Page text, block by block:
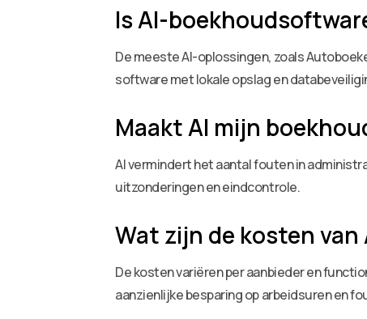
Is AI-
De meeste AI-oplossingen, zoals
software met lokale opslag en
Maakt AI mijn
AI vermindert het aantal fouten in
uitzonderingen en eindcontrole.
Wat zijn de kosten
De kosten variëren per aanbieder en
aanzienlijke besparing op arbeidsuren en